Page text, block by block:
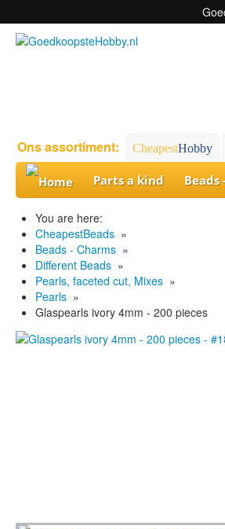
Ons assortiment: CheapestHobby
Parts a kind Beads
You are here:
CheapestBeads »
Beads - Charms »
Different Beads »
Pearls, faceted cut, Mixes »
Pearls »
Glaspearls ivory 4mm - 200 pieces